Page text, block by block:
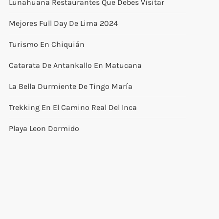
Lunahuana Restaurantes Que Debes Visitar
Mejores Full Day De Lima 2024
Turismo En Chiquián
Catarata De Antankallo En Matucana
La Bella Durmiente De Tingo María
Trekking En El Camino Real Del Inca
Playa Leon Dormido